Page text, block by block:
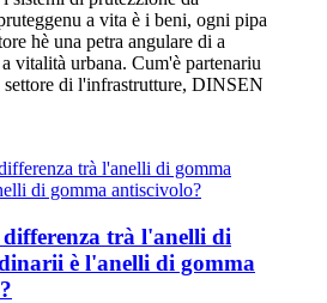
a vita è i beni, ogni pipa
hè una petra angulare di a
vitalità urbana. Cum'è partenariu
di l'infrastrutture, DINSEN
trà l'anelli di
è l'anelli di gomma